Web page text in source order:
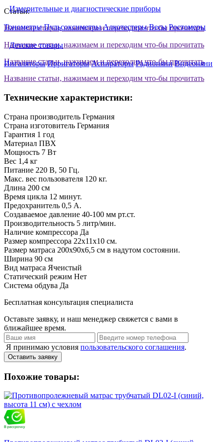
Измерительные и диагностические приборы
Тонометры Пульсоксиметры Алкотестеры Весы Ростомеры
Детские товары
Ингаляторы Ирригаторы Аспираторы Радионяни Видеоняни
Статьи:
Название статьи, нажимаем и переходим что-бы прочитать
Название статьи, нажимаем и переходим что-бы прочитать
Название статьи, нажимаем и переходим что-бы прочитать
Название статьи, нажимаем и переходим что-бы прочитать
Технические характеристики:
Страна производитель Германия
Страна изготовитель Германия
Гарантия 1 год
Материал ПВХ
Мощность 7 Вт
Вес 1,4 кг
Питание 220 В, 50 Гц.
Макс. вес пользователя 120 кг.
Длина 200 см
Время цикла 12 минут.
Предохранитель 0,5 A.
Создаваемое давление 40-100 мм рт.ст.
Производительность 5 литр/мин.
Наличие компрессора Да
Размер компрессора 22х11х10 см.
Размер матраса 200х90х6,5 см в надутом состоянии.
Ширина 90 см
Вид матраса Ячеистый
Статический режим Нет
Система обдува Да
Бесплатная консультация специалиста
Оставьте заявку, и наш менеджер свяжется с вами в
ближайшее время.
Я принимаю условия пользовательского соглашения.
Оставить заявку
Похожие товары: